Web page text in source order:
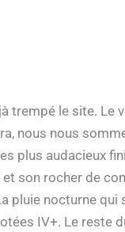
trempé le site. Le
nous nous
plus audacieux
son rocher de
pluie nocturne
IV+. Le reste